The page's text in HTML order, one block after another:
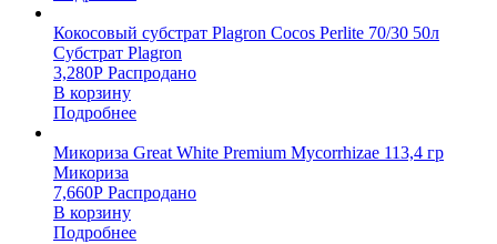
Кокосовый субстрат Plagron Cocos Perlite 70/30 50л
Субстрат Plagron
3,280Р Распродано
В корзину
Подробнее
Микориза Great White Premium Mycorrhizae 113,4 гр
Микориза
7,660Р Распродано
В корзину
Подробнее